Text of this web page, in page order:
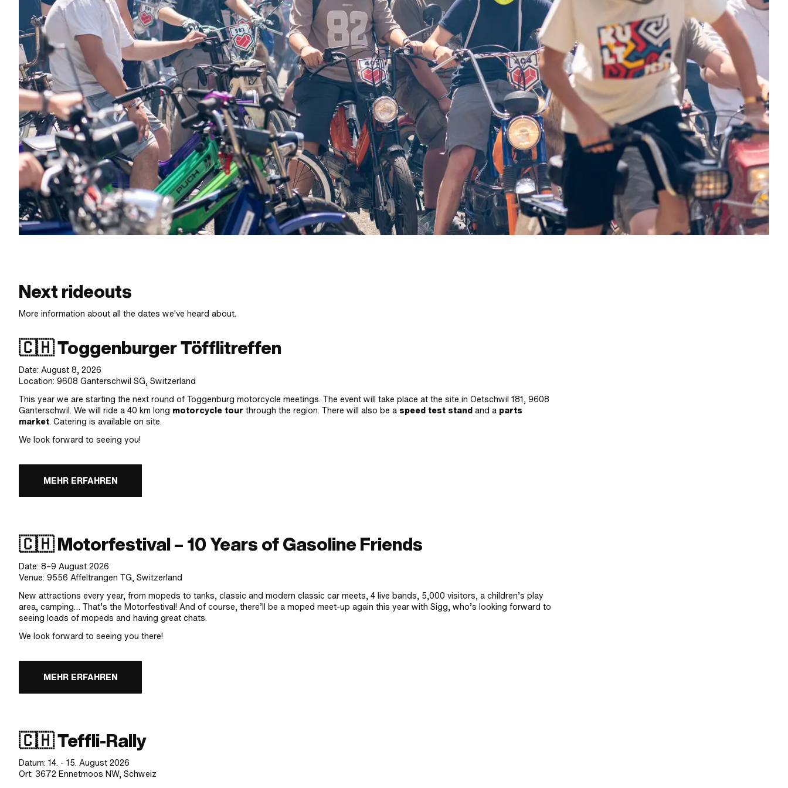
Next rideouts
More information about all the dates we've heard about.
🇨🇭 Toggenburger Töfflitreffen
Date: August 8, 2026
Location: 9608 Ganterschwil SG, Switzerland
This year we are starting the next round of Toggenburg motorcycle meetings. The event will take place at the site in Oetschwil 181, 9608
Ganterschwil. We will ride a 40 km long motorcycle tour through the region. There will also be a speed test stand and a parts
market. Catering is available on site.
We look forward to seeing you!
MEHR ERFAHREN
🇨🇭 Motorfestival – 10 Years of Gasoline Friends
Date: 8–9 August 2026
Venue: 9556 Affeltrangen TG, Switzerland
New attractions every year, from mopeds to tanks, classic and modern classic car meets, 4 live bands, 5,000 visitors, a children’s play
area, camping… That’s the Motorfestival! And of course, there’ll be a moped meet-up again this year with Sigg, who’s looking forward to
seeing loads of mopeds and having great chats.
We look forward to seeing you there!
MEHR ERFAHREN
🇨🇭 Teffli-Rally
Datum: 14. - 15. August 2026
Ort: 3672 Ennetmoos NW, Schweiz